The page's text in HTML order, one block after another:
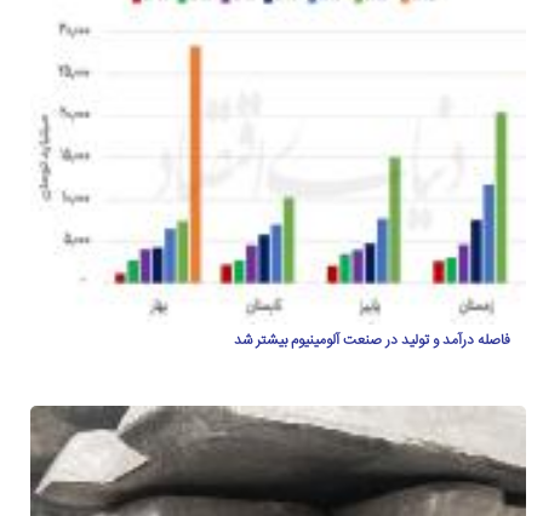
فاصله درآمد و تولید در صنعت آلومینیوم بیشتر شد